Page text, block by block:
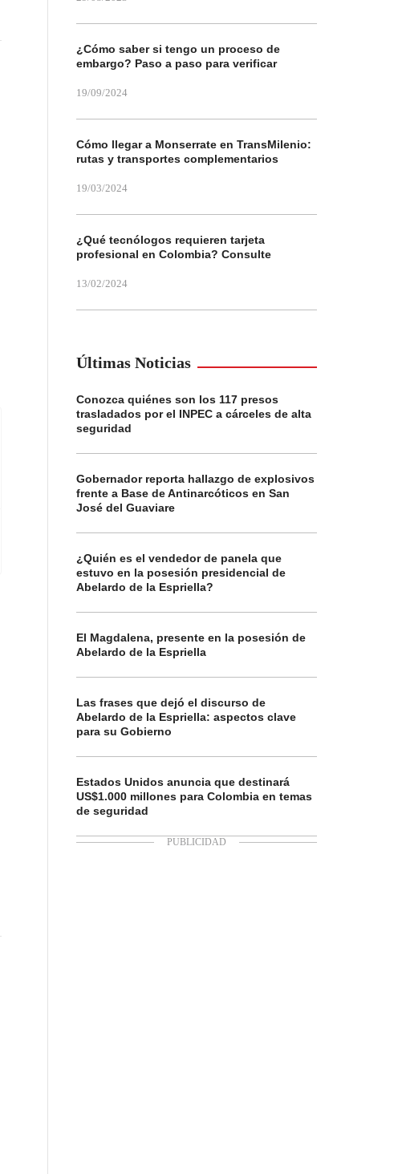
¿Cómo saber si tengo un proceso de
embargo? Paso a paso para verificar
19/09/2024
Cómo llegar a Monserrate en TransMilenio:
rutas y transportes complementarios
19/03/2024
¿Qué tecnólogos requieren tarjeta
profesional en Colombia? Consulte
13/02/2024
Últimas Noticias
Conozca quiénes son los 117 presos
trasladados por el INPEC a cárceles de alta
seguridad
Gobernador reporta hallazgo de explosivos
frente a Base de Antinarcóticos en San
José del Guaviare
¿Quién es el vendedor de panela que
estuvo en la posesión presidencial de
Abelardo de la Espriella?
El Magdalena, presente en la posesión de
Abelardo de la Espriella
Las frases que dejó el discurso de
Abelardo de la Espriella: aspectos clave
para su Gobierno
Estados Unidos anuncia que destinará
US$1.000 millones para Colombia en temas
de seguridad